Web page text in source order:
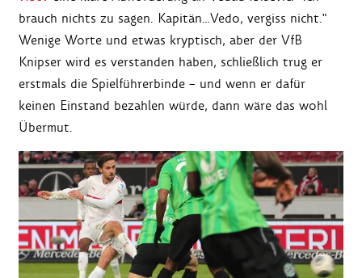
brauch nichts zu sagen. Kapitän…Vedo, vergiss nicht."
Wenige Worte und etwas kryptisch, aber der VfB
Knipser wird es verstanden haben, schließlich trug er
erstmals die Spielführerbinde – und wenn er dafür
keinen Einstand bezahlen würde, dann wäre das wohl
Übermut.